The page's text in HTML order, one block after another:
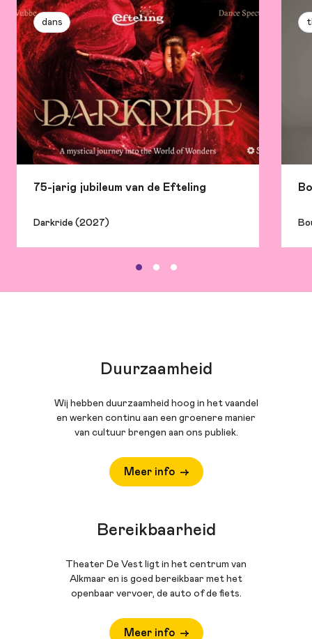
Meer info op:https://popronde.nl/steden/alkmaar
dans
75-jarig jubileum van de Efteling
Darkride (2027)
Duurzaamheid
Wij hebben duurzaamheid hoog in het vaandel
en werken continu aan een groenere manier
van cultuur brengen aan ons publiek.
Meer info
Bereikbaarheid
Theater De Vest ligt in het centrum van
Alkmaar en is goed bereikbaar met het
openbaar vervoer, de auto of de fiets.
Meer info